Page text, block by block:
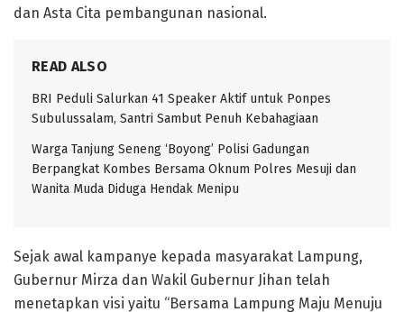
dan Asta Cita pembangunan nasional.
READ ALSO
BRI Peduli Salurkan 41 Speaker Aktif untuk Ponpes
Subulussalam, Santri Sambut Penuh Kebahagiaan
Warga Tanjung Seneng ‘Boyong’ Polisi Gadungan
Berpangkat Kombes Bersama Oknum Polres Mesuji dan
Wanita Muda Diduga Hendak Menipu
Sejak awal kampanye kepada masyarakat Lampung,
Gubernur Mirza dan Wakil Gubernur Jihan telah
menetapkan visi yaitu “Bersama Lampung Maju Menuju